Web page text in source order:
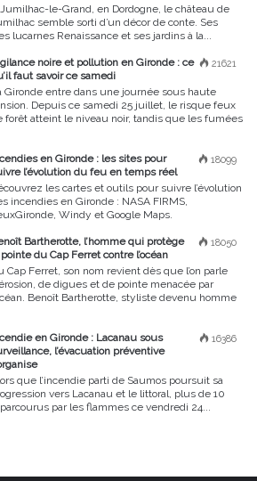
le-Grand, en Dordogne, le château de
semble sorti d’un décor de conte. Ses
lucarnes Renaissance et ses jardins à la...
21621
noire et pollution en Gironde : ce
faut savoir ce samedi
Gironde entre dans une journée sous haute
Depuis ce samedi 25 juillet, le risque feux
forêt atteint le niveau noir, tandis que les fumées
18099
en Gironde : les sites pour
l’évolution du feu en temps réel
les cartes et outils pour suivre l’évolution
incendies en Gironde : NASA FIRMS,
Windy et Google Maps.
18050
Bartherotte, l’homme qui protège
pointe du Cap Ferret contre l’océan
Cap Ferret, son nom revient dès que l’on parle
de digues et de pointe menacée par
Benoît Bartherotte, styliste devenu homme
16386
en Gironde : Lacanau sous
l’évacuation préventive
que l’incendie parti de Saumos poursuit sa
vers Lacanau et le littoral, plus de 10
par les flammes ce vendredi 24...